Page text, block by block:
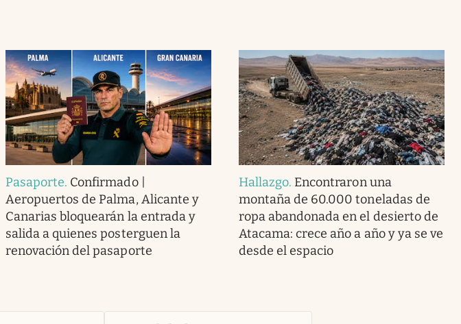
Pasaporte. Confirmado |
Aeropuertos de Palma, Alicante y
Canarias bloquearán la entrada y
salida a quienes posterguen la
renovación del pasaporte
Hallazgo. Encontraron una
montaña de 60.000 toneladas de
ropa abandonada en el desierto de
Atacama: crece año a año y ya se ve
desde el espacio